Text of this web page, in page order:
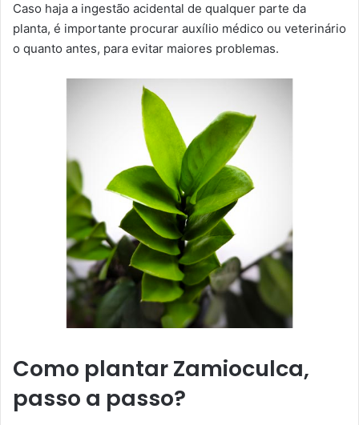
Caso haja a ingestão acidental de qualquer parte da
planta, é importante procurar auxílio médico ou veterinário
o quanto antes, para evitar maiores problemas.
Como plantar Zamioculca,
passo a passo?